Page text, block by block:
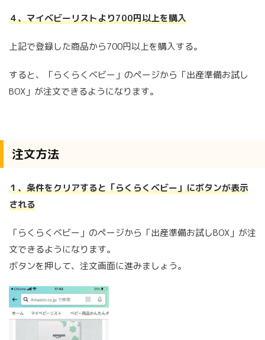
４、マイベビーリストより700円以上を購入
上記で登録した商品から700円以上を購入する。
すると、「らくらくベビー」のページから「出産準備お試し
BOX」が注文できるようになります。
注文方法
１、条件をクリアすると「らくらくベビー」にボタンが表示
される
「らくらくベビー」のページから「出産準備お試しBOX」が注
文できるようになります。
ボタンを押して、注文画面に進みましょう。